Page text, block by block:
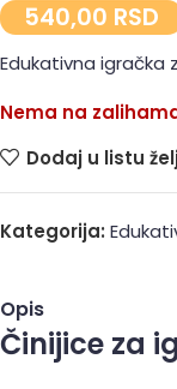
540,00 RSD
Edukativna igračka
Nema na
Dodaj u listu
Kategorija:
Opis
Činijice za